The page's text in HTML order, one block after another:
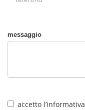
messaggio
accetto l’informativa